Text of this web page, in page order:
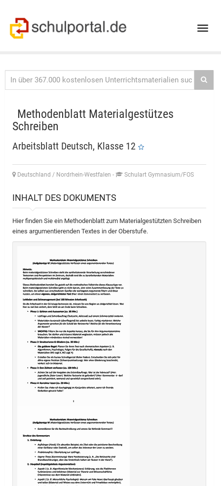
Toggle
Methodenblatt Materialgestützes
Schreiben
Arbeitsblatt Deutsch, Klasse 12
Deutschland / Nordrhein-Westfalen - Schulart Gymnasium/FOS
INHALT DES DOKUMENTS
Hier finden Sie ein Methodenblatt zum Materialgestützten Schreiben
eines argumentierenden Textes in der Oberstufe.